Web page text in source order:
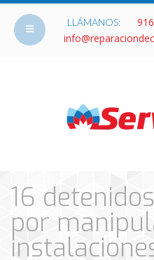
LLÁMANOS:
16
por